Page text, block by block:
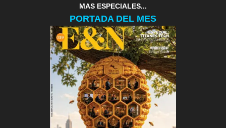
MAS ESPECIALES...
PORTADA DEL MES